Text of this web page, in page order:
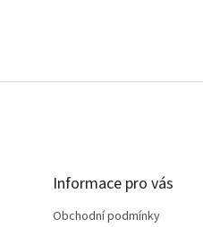
Informace pro vás
Obchodní podmínky